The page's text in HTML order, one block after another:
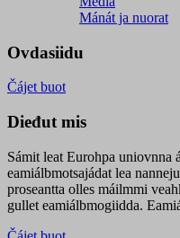
Mánát ja nuorat
Ovdasiidu
Čájet buot
Dieđut mis
Sámit leat Eurohpa uniovnna
eamiálbmotsajádat lea
proseantta olles máilmmi
gullet eamiálbmogiidda.